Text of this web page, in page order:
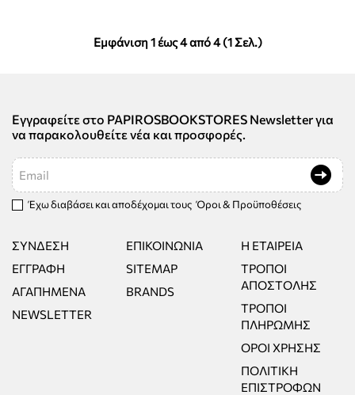
Εμφάνιση 1 έως 4 από 4 (1 Σελ.)
Εγγραφείτε στο PAPIROSBOOKSTORES Newsletter για
να παρακολουθείτε νέα και προσφορές.
Email
Έχω διαβάσει και αποδέχομαι τους Όροι & Προϋποθέσεις
ΣΎΝΔΕΣΗ
ΕΓΓΡΑΦΉ
ΑΓΑΠΗΜΈΝΑ
NEWSLETTER
ΕΠΙΚΟΙΝΩΝΊΑ
SITEMAP
BRANDS
Η ΕΤΑΙΡΕΊΑ
ΤΡΌΠΟΙ
ΑΠΟΣΤΟΛΉΣ
ΤΡΌΠΟΙ
ΠΛΗΡΩΜΉΣ
ΌΡΟΙ ΧΡΉΣΗΣ
ΠΟΛΙΤΙΚΉ
ΕΠΙΣΤΡΟΦΏΝ